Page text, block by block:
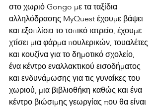
στο χωριό Gongo με τα ταξίδια
αλληλόδρασης MyQuest έχουμε βάψει
και εξοπλίσει το τοπικό ιατρείο, έχουμε
χτίσει μια φάρμα πουλερικών, τουαλέτες
και κουζίνα για το δημοτικό σχολείο,
ένα κέντρο εναλλακτικού εισοδήματος
και ενδυνάμωσης για τις γυναίκες του
χωριού, μια βιβλιοθήκη καθώς και ένα
κέντρο βιώσιμης γεωργίας που θα είναι